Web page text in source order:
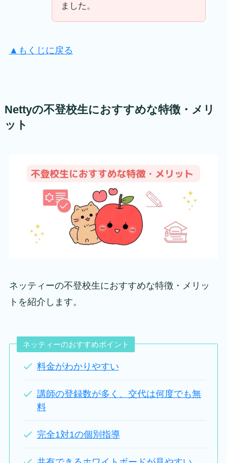
ました。
▲もくじに戻る
Nettyの不登校生におすすめな特徴・メリ
ット
ネッティーの不登校生におすすめな特徴・メリッ
トを紹介します。
ネッティーのおすすめポイント
料金がわかりやすい
講師の登録数が多く、交代は何度でも無
料
完全1対1の個別指導